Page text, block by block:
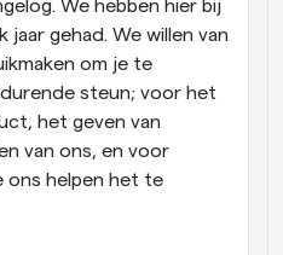
herinneringen
laatste nieuws en updates
We hebben hier bij
jaar gehad. We willen van
om je te
steun; voor het
het geven van
van ons, en voor
ons helpen het te